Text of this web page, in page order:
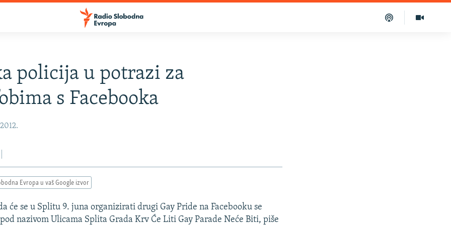
policija u potrazi za
s Facebooka
Evropa u vaš Google izvor
će se u Splitu 9. juna organizirati drugi Gay Pride na Facebooku se
nazivom Ulicama Splita Grada Krv Će Liti Gay Parade Neće Biti, piše